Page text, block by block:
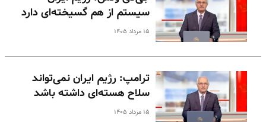
سیستم از هم گسیخته‌ای دارد
۱۵ مرداد ۱۴۰۵
ترامپ: رژیم ایران نمی‌تواند
سلاح هسته‌ای داشته باشد
۱۵ مرداد ۱۴۰۵